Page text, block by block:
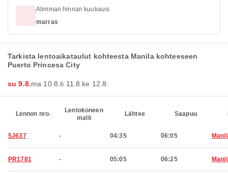
Alimman hinnan kuukausi
marras
Tarkista lentoaikataulut kohteesta Manila kohteeseen
Puerto Princesa City
su 9.8.ma 10.8.ti 11.8. ke 12.8.
Lennon nro.
Lentokoneen
malli
Lähtee Saapuu
5J637 - 04:35 06:05
PR1781 - 05:05 06:25